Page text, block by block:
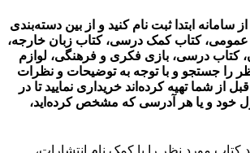
سامانه ابتدا ثبت نام کنید و از بین دسته‌بندی
کتاب کمک درسی، کتاب زبان خارجه،
کتاب درسی، بازی فکری و فرهنگی، لوازم
را جستجو و با توجه به توضیحات و نظرات
از شما تهیه کرده‌اند خریداری نمایید تا در
خود و یا هر آدرسی که مشخص کرده‌اید،
کتاب مورد نظر را با کمک نام انتشارات،